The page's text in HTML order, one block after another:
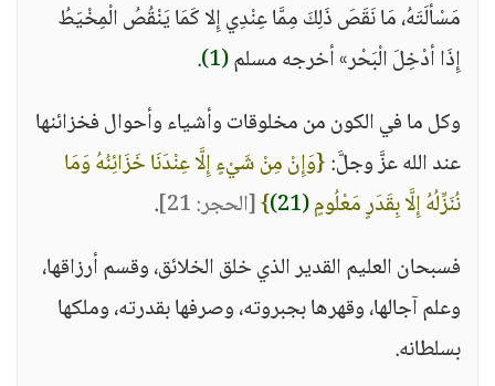
مَسْألَتَهُ، مَا نَقَصَ ذَلِكَ مِمَّا عِنْدِي إِلا كَمَا يَنْقُصُ الْمِخْيَطُ
إِذَا أدْخِلَ الْبَحْر» أخرجه مسلم(1)
.
وكل ما في الكون من مخلوقات وأشياء وأحوال فخزائنها
عند الله عزَّ وجلَّ:{وَإِنْ مِنْ شَيْءٍ إِلَّا عِنْدَنَا خَزَائِنُهُ وَمَا
نُنَزِّلُهُ إِلَّا بِقَدَرٍ مَعْلُومٍ(21)
}[الحجر: 21]
.
فسبحان العليم القدير الذي خلق الخلائق، وقسم أرزاقها،
وعلم آجالها، وقهرها بجبروته، وصرفها بقدرته، وملكها
بسلطانه.